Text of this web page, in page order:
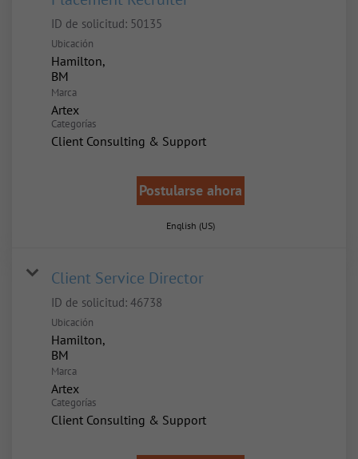
ID de solicitud: 50135
Ubicación
Hamilton,
Marca
Artex
Categorías
Client Consulting & Support
Postularse ahora
English (US)
Client Service Director
ID de solicitud: 46738
Ubicación
Hamilton,
Marca
Artex
Categorías
Client Consulting & Support